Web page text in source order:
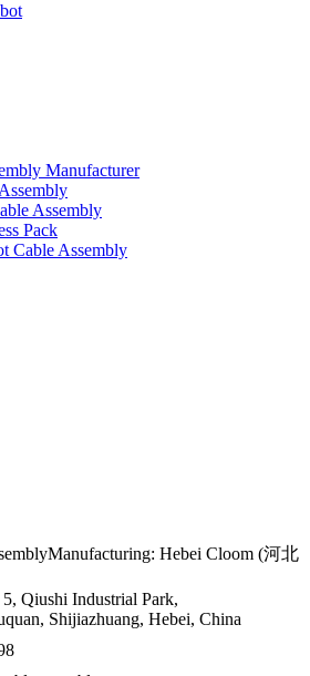
Manufacturer
Assembly
Pack
Cable Assembly
Manufacturing: Hebei Cloom (河北
Qiushi Industrial Park,
Shijiazhuang, Hebei, China